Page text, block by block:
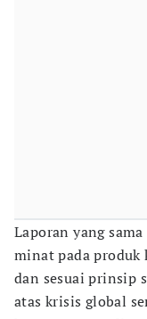
Laporan yang
minat pada produk
dan sesuai prinsip
atas krisis global